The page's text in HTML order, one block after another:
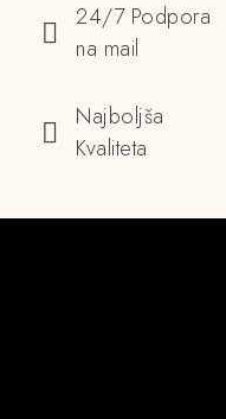
24/7 Podpora
na mail
Najboljša
Kvaliteta